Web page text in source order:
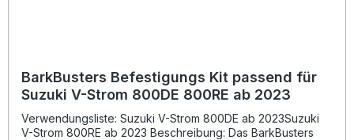
BarkBusters Befestigungs Kit passend für
Suzuki V-Strom 800DE 800RE ab 2023
Verwendungsliste: Suzuki V-Strom 800DE ab 2023Suzuki
V-Strom 800RE ab 2023 Beschreibung: Das BarkBusters